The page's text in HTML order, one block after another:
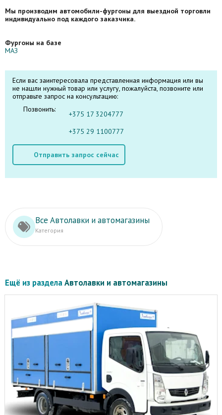
Мы производим автомобили-фургоны для выездной торговли
индивидуально под каждого заказчика.
Фургоны на базе
МАЗ
Если вас заинтересовала представленная информация или вы
не нашли нужный товар или услугу, пожалуйста, позвоните или
отправьте запрос на консультацию:
Позвонить:
+375 17 3204777
+375 29 1100777
Отправить запрос сейчас
Все Автолавки и автомагазины
Категория
Ещё из разделаАвтолавки и автомагазины